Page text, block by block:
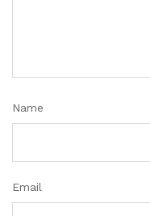
Name
Email